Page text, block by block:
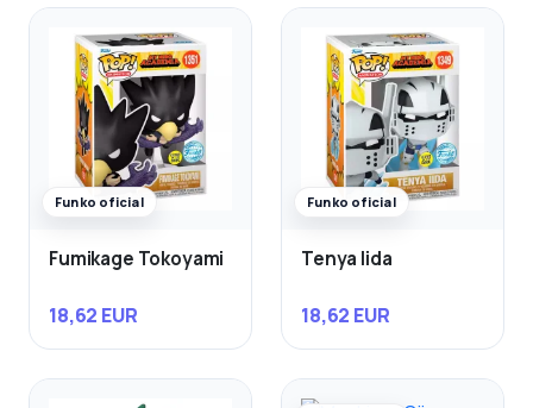
Funko oficial
Fumikage Tokoyami
18,62 EUR
Funko oficial
Tenya Iida
18,62 EUR